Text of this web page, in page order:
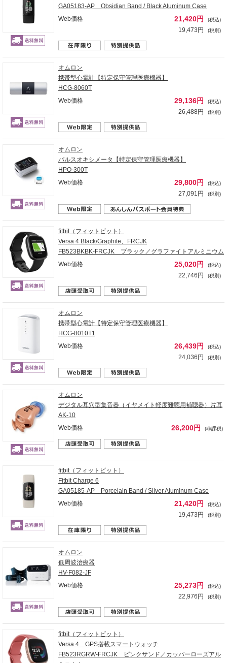
GA05183-AP Obsidian Band / Black Aluminum Case
Web価格
21,420円 (税込)
19,473円 (税別)
オムロン
携帯型心電計【特定保守管理医療機器】
HCG-8060T
Web価格
29,136円 (税込)
26,488円 (税別)
オムロン
パルスオキシメータ【特定保守管理医療機器】
HPO-300T
Web価格
29,800円 (税込)
27,091円 (税別)
fitbit（フィットビット）
Versa 4 Black/Graphite、FRCJK
FB523BKBK-FRCJK ブラック／グラファイトアルミニウム
Web価格
25,020円 (税込)
22,746円 (税別)
オムロン
携帯型心電計【特定保守管理医療機器】
HCG-8010T1
Web価格
26,439円 (税込)
24,036円 (税別)
オムロン
デジタル耳穴型集音器（イヤメイト軽度難聴用補聴器）片耳
AK-10
Web価格
26,200円 (非課税)
fitbit（フィットビット）
Fitbit Charge 6
GA05185-AP Porcelain Band / Silver Aluminum Case
Web価格
21,420円 (税込)
19,473円 (税別)
オムロン
低周波治療器
HV-F082-JF
Web価格
25,273円 (税込)
22,976円 (税別)
fitbit（フィットビット）
Versa 4 GPS搭載スマートウォッチ
FB523RGRW-FRCJK ピンクサンド／カッパーローズアル